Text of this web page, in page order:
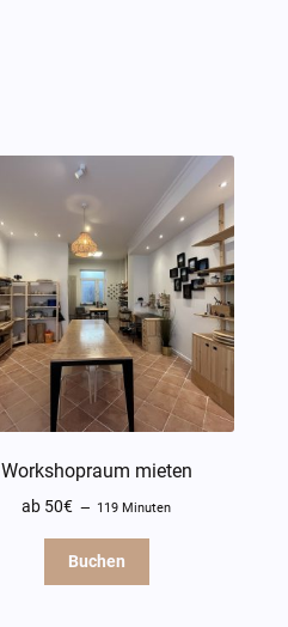
Workshopraum mieten
ab 50€ 119 Minuten
Buchen